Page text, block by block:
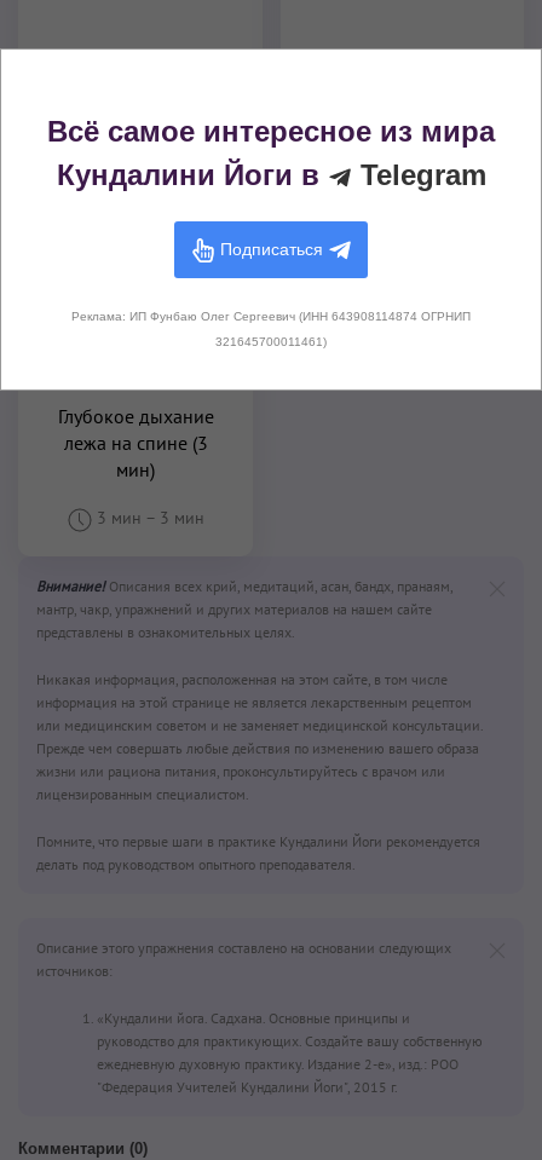
Другие варианты этого упражнения
Глубокое дыхание
лежа на спине (3
мин)
3 мин – 3 мин
Внимание!Описания всех крий, медитаций, асан, бандх, пранаям,
мантр, чакр, упражнений и других материалов на нашем сайте
представлены в ознакомительных целях.
Никакая информация, расположенная на этом сайте, в том числе
информация на этой странице не является лекарственным рецептом
или медицинским советом и не заменяет медицинской консультации.
Прежде чем совершать любые действия по изменению вашего образа
жизни или рациона питания, проконсультируйтесь с врачом или
лицензированным специалистом.
Помните, что первые шаги в практике Кундалини Йоги рекомендуется
делать под руководством опытного преподавателя.
Описание этого упражнения составлено на основании следующих
источников:
«Кундалини йога. Садхана. Основные принципы и
руководство для практикующих. Создайте вашу собственную
ежедневную духовную практику. Издание 2-е», изд.: РОО
"Федерация Учителей Кундалини Йоги", 2015 г.
Комментарии (0)
Всё самое интересное из мира
Кундалини Йоги в
Telegram
Подписаться
Реклама: ИП Фунбаю Олег Сергеевич (ИНН 643908114874 ОГРНИП
321645700011461)